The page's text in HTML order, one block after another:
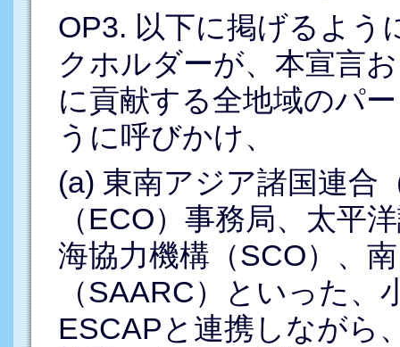
OP3. 以下に掲げるよう
クホルダーが、本宣言
に貢献する全地域のパ
うに呼びかけ、
(a) 東南アジア諸国連合
（ECO）事務局、太平
海協力機構（SCO）、
（SAARC）といった
ESCAPと連携しながら